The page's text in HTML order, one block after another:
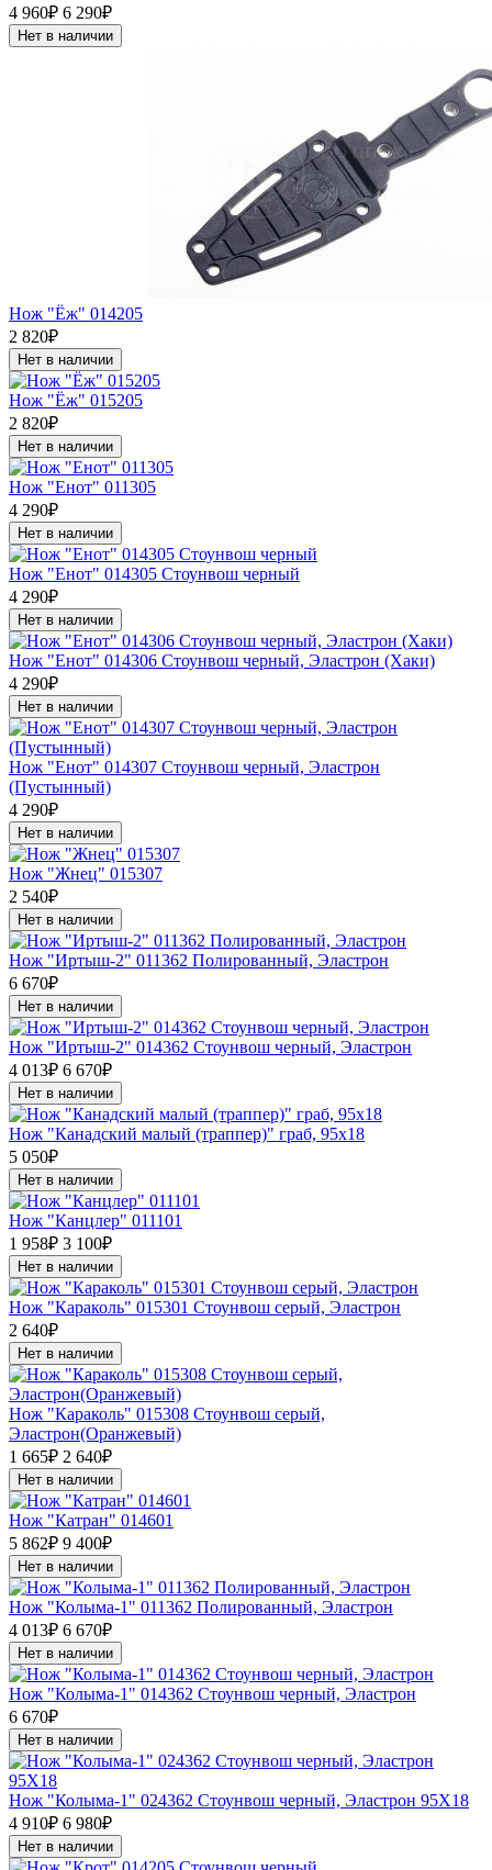
4 960₽ 6 290₽
Нет в наличии
Нож "Ёж" 014205
2 820₽
Нет в наличии
Нож "Ёж" 015205
2 820₽
Нет в наличии
Нож "Енот" 011305
4 290₽
Нет в наличии
Нож "Енот" 014305 Стоунвош черный
4 290₽
Нет в наличии
Нож "Енот" 014306 Стоунвош черный, Эластрон (Хаки)
4 290₽
Нет в наличии
Нож "Енот" 014307 Стоунвош черный, Эластрон
(Пустынный)
4 290₽
Нет в наличии
Нож "Жнец" 015307
2 540₽
Нет в наличии
Нож "Иртыш-2" 011362 Полированный, Эластрон
6 670₽
Нет в наличии
Нож "Иртыш-2" 014362 Стоунвош черный, Эластрон
4 013₽ 6 670₽
Нет в наличии
Нож "Канадский малый (траппер)" граб, 95х18
5 050₽
Нет в наличии
Нож "Канцлер" 011101
1 958₽ 3 100₽
Нет в наличии
Нож "Караколь" 015301 Стоунвош серый, Эластрон
2 640₽
Нет в наличии
Нож "Караколь" 015308 Стоунвош серый,
Эластрон(Оранжевый)
1 665₽ 2 640₽
Нет в наличии
Нож "Катран" 014601
5 862₽ 9 400₽
Нет в наличии
Нож "Колыма-1" 011362 Полированный, Эластрон
4 013₽ 6 670₽
Нет в наличии
Нож "Колыма-1" 014362 Стоунвош черный, Эластрон
6 670₽
Нет в наличии
Нож "Колыма-1" 024362 Стоунвош черный, Эластрон 95Х18
4 910₽ 6 980₽
Нет в наличии